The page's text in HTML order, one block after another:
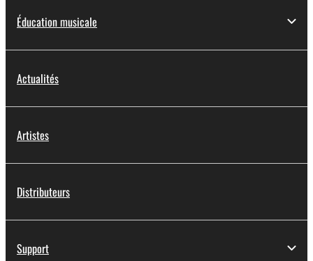
Éducation musicale
Actualités
Artistes
Distributeurs
Support